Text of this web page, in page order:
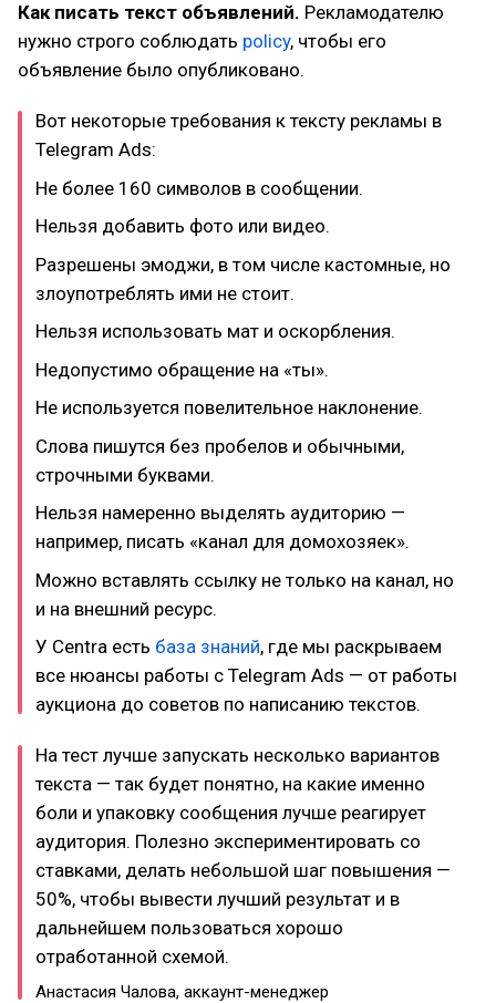
Как писать текст объявлений. Рекламодателю
нужно строго соблюдать policy, чтобы его
объявление было опубликовано.
Вот некоторые требования к тексту рекламы в
Telegram Ads:
Не более 160 символов в сообщении.
Нельзя добавить фото или видео.
Разрешены эмоджи, в том числе кастомные, но
злоупотреблять ими не стоит.
Нельзя использовать мат и оскорбления.
Недопустимо обращение на «ты».
Не используется повелительное наклонение.
Слова пишутся без пробелов и обычными,
строчными буквами.
Нельзя намеренно выделять аудиторию —
например, писать «канал для домохозяек».
Можно вставлять ссылку не только на канал, но
и на внешний ресурс.
У Centra есть база знаний, где мы раскрываем
все нюансы работы с Telegram Ads — от работы
аукциона до советов по написанию текстов.
На тест лучше запускать несколько вариантов
текста — так будет понятно, на какие именно
боли и упаковку сообщения лучше реагирует
аудитория. Полезно экспериментировать со
ставками, делать небольшой шаг повышения —
50%, чтобы вывести лучший результат и в
дальнейшем пользоваться хорошо
отработанной схемой.
Анастасия Чалова, аккаунт-менеджер